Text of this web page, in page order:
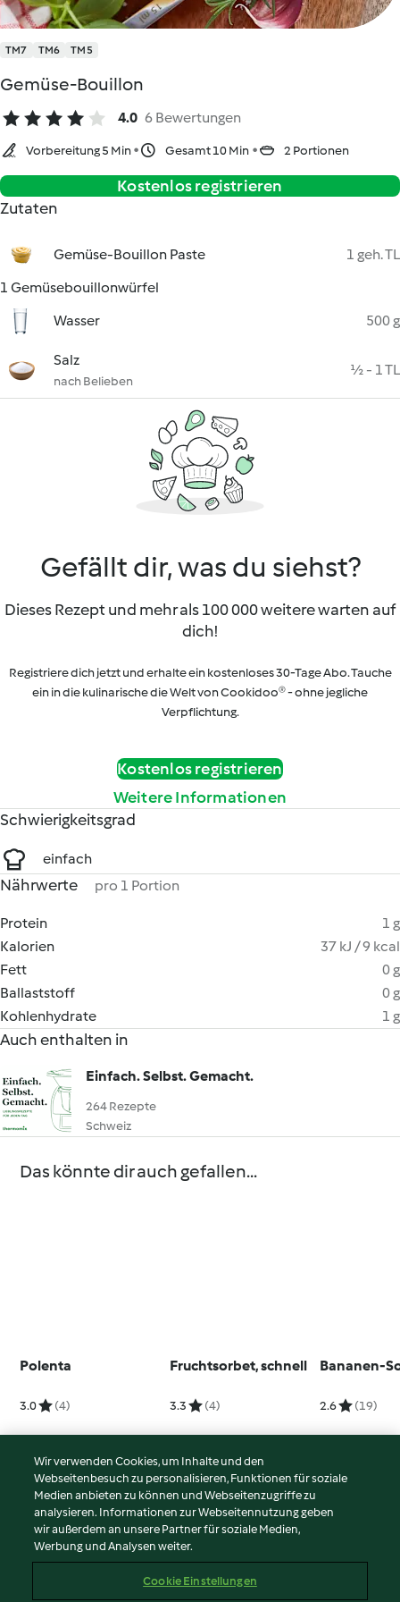
TM7 TM6 TM5
Gemüse-Bouillon
4.0 6 Bewertungen
Vorbereitung 5 Min Gesamt 10 Min 2 Portionen
Kostenlos registrieren
Zutaten
Gemüse-Bouillon Paste
1 geh. TL
1 Gemüsebouillonwürfel
Wasser
500 g
Salz
nach Belieben
½ - 1 TL
Gefällt dir, was du siehst?
Dieses Rezept und mehr als 100 000 weitere warten auf
dich!
Registriere dich jetzt und erhalte ein kostenloses 30-Tage Abo. Tauche
ein in die kulinarische die Welt von Cookidoo® - ohne jegliche
Verpflichtung.
Kostenlos registrieren
Weitere Informationen
Schwierigkeitsgrad
einfach
Nährwerte pro 1 Portion
Protein
1 g
Kalorien
37 kJ / 9 kcal
Fett
0 g
Ballaststoff
0 g
Kohlenhydrate
1 g
Auch enthalten in
Einfach. Selbst. Gemacht.
264 Rezepte
Schweiz
Das könnte dir auch gefallen...
Polenta
3.0 (4)
Fruchtsorbet, schnell
3.3 (4)
Bananen-
2.6 (19)
© Copyright 2026
Nutzungsbedingungen
Datenschutzrichtlinien
Impressum
Wir verwenden Cookies, um Inhalte und den
Webseitenbesuch zu personalisieren, Funktionen für soziale
Medien anbieten zu können und Webseitenzugriffe zu
analysieren. Informationen zur Webseitennutzung geben
wir außerdem an unsere Partner für soziale Medien,
Werbung und Analysen weiter.
Cookie Einstellungen